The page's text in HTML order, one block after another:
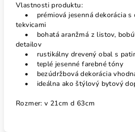
Vlastnosti produktu:
• prémiová jesenná dekorácia s
tekvicami
• bohatá aranžmá z listov,
detailov
• rustikálny drevený obal s
• teplé jesenné farebné tóny
• bezúdržbová dekorácia
• ideálna ako štýlový bytový
Rozmer: v 21cm d 63cm